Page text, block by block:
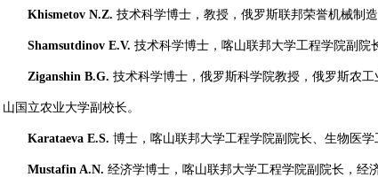
Khismetov N.Z. 技术科学博士，教授，俄罗斯联邦荣誉机械制
Shamsutdinov E.V. 技术科学博士，喀山联邦大学工程学院副院
Ziganshin B.G. 技术科学博士，俄罗斯科学院教授，俄罗斯农
山国立农业大学副校长。
Karataeva E.S. 博士，喀山联邦大学工程学院副院长、生物医学
Mustafin A.N. 经济学博士，喀山联邦大学工程学院副院长，经